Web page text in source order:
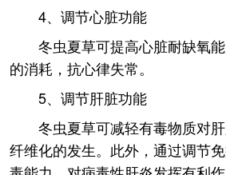
4、调节心脏功能
冬虫夏草可提高心脏耐缺氧
的消耗，抗心律失常。
5、调节肝脏功能
冬虫夏草可减轻有毒物质对
纤维化的发生。此外，通过调节